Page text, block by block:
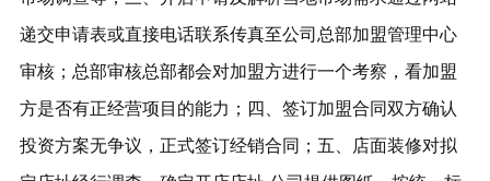
递交申请表或直接电话联系传真至公司总部加盟管理中心
审核；总部审核总部都会对加盟方进行一个考察，看加盟
方是否有正经营项目的能力；四、签订加盟合同双方确认
投资方案无争议，正式签订经销合同；五、店面装修对拟